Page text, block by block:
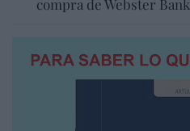
compra de Webster Bank